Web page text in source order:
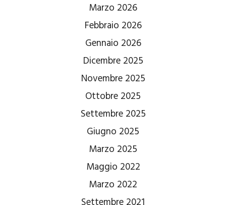
Marzo 2026
Febbraio 2026
Gennaio 2026
Dicembre 2025
Novembre 2025
Ottobre 2025
Settembre 2025
Giugno 2025
Marzo 2025
Maggio 2022
Marzo 2022